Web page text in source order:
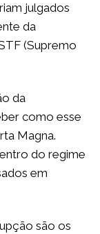
julgados
da
(Supremo
da
como esse
Magna.
do regime
em
são os